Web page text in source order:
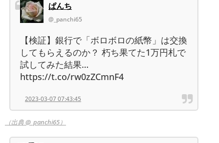
ぱんち
@_panchi65
【検証】銀行で「ボロボロの紙幣」は交換
してもらえるのか？ 朽ち果てた1万円札で
試してみた結果…
https://t.co/rw0zZCmnF4
2023-03-07 07:43:45
（出典 @_panchi65）